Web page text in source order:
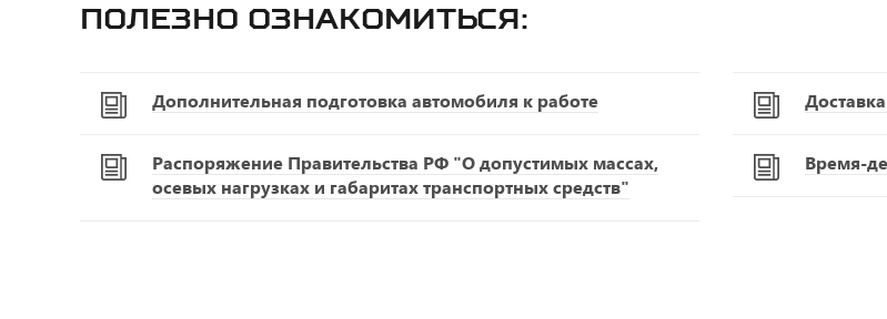
Полезно ознакомиться:
Дополнительная подготовка автомобиля к работе
Распоряжение Правительства РФ "О допустимых массах,
осевых нагрузках и габаритах транспортных средств"
Время-